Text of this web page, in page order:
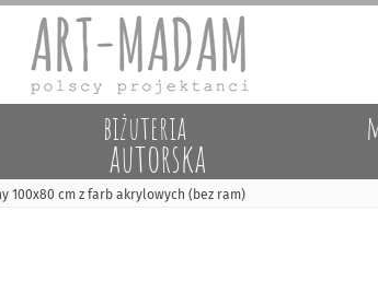
biżuteria
autorska
100x80 cm z farb akrylowych (bez ram)